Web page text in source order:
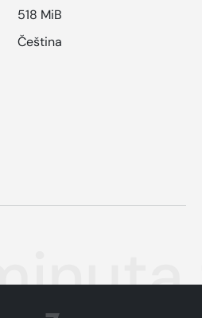
518 MiB
Čeština